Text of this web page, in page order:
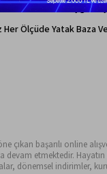
Bir Ürünün Uygun
Her Ölçüde Yatak
çıkan başarılı online
etmektedir.
dönemsel indirimler,